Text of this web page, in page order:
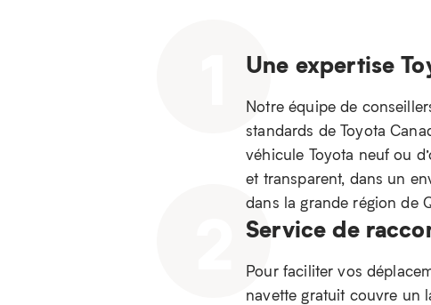
Une expertise
Notre équipe de
standards de Toyota
véhicule Toyota neuf ou
et transparent, dans un
dans la grande région de
Service de
Pour faciliter vos
navette gratuit couvre un